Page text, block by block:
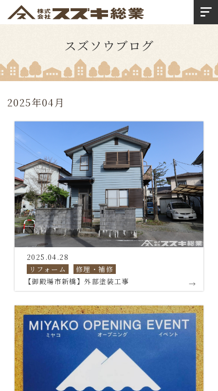
スズソウブログ
2025年04月
2025.04.28
リフォーム
修理・補修
【御殿場市新橋】外部塗装工事